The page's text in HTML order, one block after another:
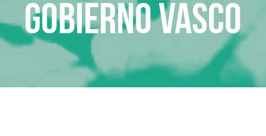
Gobierno Vasco